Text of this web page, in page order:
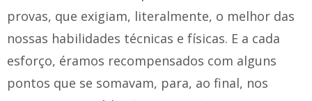
provas, que exigiam, literalmente, o melhor das
nossas habilidades técnicas e físicas. E a cada
esforço, éramos recompensados com alguns
pontos que se somavam, para, ao final, nos